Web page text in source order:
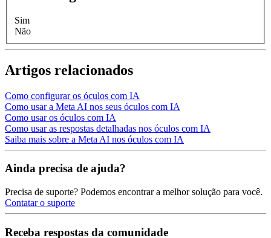
Sim
Não
Artigos relacionados
Como configurar os óculos com IA
Como usar a Meta AI nos seus óculos com IA
Como usar os óculos com IA
Como usar as respostas detalhadas nos óculos com IA
Saiba mais sobre a Meta AI nos óculos com IA
Ainda precisa de ajuda?
Precisa de suporte? Podemos encontrar a melhor solução para você.
Contatar o suporte
Receba respostas da comunidade